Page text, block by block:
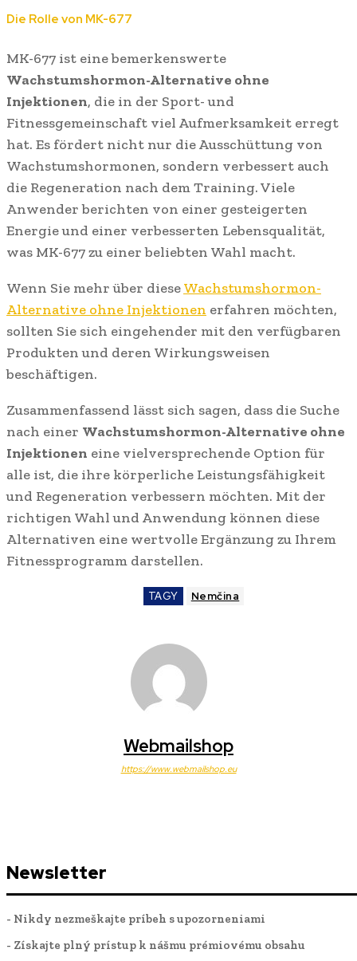
Die Rolle von MK-677
MK-677 ist eine bemerkenswerte
Wachstumshormon-Alternative ohne
Injektionen, die in der Sport- und
Fitnessgemeinschaft viel Aufmerksamkeit erregt
hat. Es fördert nicht nur die Ausschüttung von
Wachstumshormonen, sondern verbessert auch
die Regeneration nach dem Training. Viele
Anwender berichten von einer gesteigerten
Energie und einer verbesserten Lebensqualität,
was MK-677 zu einer beliebten Wahl macht.
Wenn Sie mehr über dieseWachstumshormon-
Alternative ohne Injektionen erfahren möchten,
sollten Sie sich eingehender mit den verfügbaren
Produkten und deren Wirkungsweisen
beschäftigen.
Zusammenfassend lässt sich sagen, dass die Suche
nach einer Wachstumshormon-Alternative ohne
Injektionen eine vielversprechende Option für
alle ist, die ihre körperliche Leistungsfähigkeit
und Regeneration verbessern möchten. Mit der
richtigen Wahl und Anwendung können diese
Alternativen eine wertvolle Ergänzung zu Ihrem
Fitnessprogramm darstellen.
TAGY Nemčina
Webmailshop
https://www.webmailshop.eu
Newsletter
- Nikdy nezmeškajte príbeh s upozorneniami
- Získajte plný prístup k nášmu prémiovému obsahu